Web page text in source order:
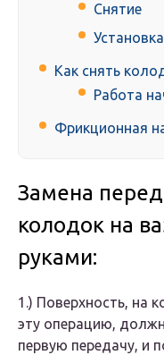
Снятие
Установка
Как снять
Работа
Фрикционная
Замена
колодок на
руками:
1.)​ Поверхность, на
эту операцию,
первую передачу, и